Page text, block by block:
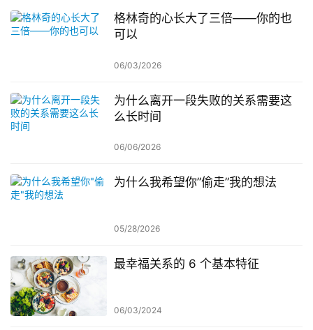
格林奇的心长大了三倍——你的也
可以
06/03/2026
为什么离开一段失败的关系需要这
么长时间
06/06/2026
为什么我希望你”偷走”我的想法
05/28/2026
最幸福关系的 6 个基本特征
06/03/2024